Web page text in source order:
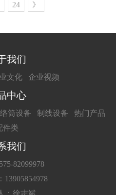
24 》
我们
文化 企业视频
中心
筒设备 制线设备
热门产品
件类
我们
82099978
13905854978